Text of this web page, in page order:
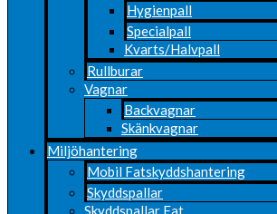
Hygienpall
Specialpall
Kvarts/Halvpall
Rullburar
Vagnar
Backvagnar
Skänkvagnar
Miljöhantering
Mobil Fatskyddshantering
Skyddspallar
Skyddspallar Fat